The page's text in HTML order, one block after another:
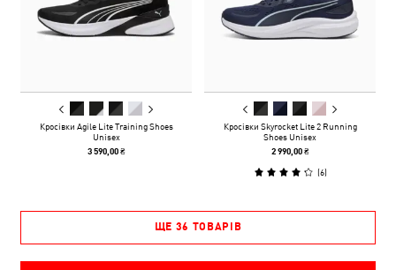
Кросівки Agile Lite Training Shoes
Unisex
3 590,00 ₴
Кросівки Skyrocket Lite 2 Running
Shoes Unisex
2 990,00 ₴
(6)
ЩЕ 36 ТОВАРІВ